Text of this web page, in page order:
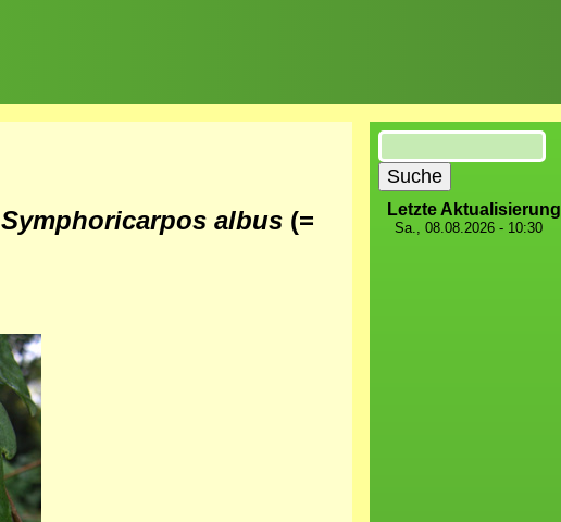
Symphoricarpos albus (=
Suche
Letzte Aktualisierung
Sa., 08.08.2026 - 10:30